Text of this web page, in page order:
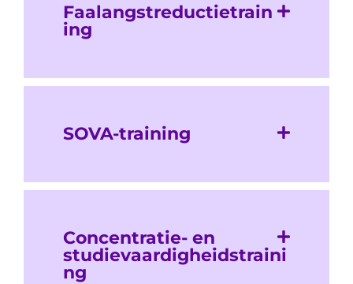
Faalangstreductietrain
ing
SOVA-training
Concentratie- en
studievaardigheidstraini
ng